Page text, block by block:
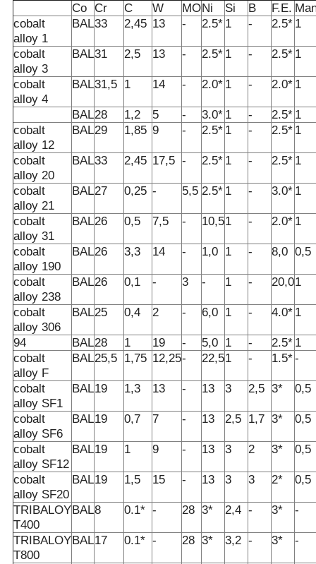
Co Cr C W MONi Si B F.E.
cobalt
alloy 1
BAL33 2,45 13 - 2.5* 1 - 2.5* 1
cobalt
alloy 3
BAL31 2,5 13 - 2.5* 1 - 2.5* 1
cobalt
alloy 4
BAL31,5 1 14 - 2.0* 1 - 2.0* 1
BAL28 1,2 5 - 3.0* 1 - 2.5* 1
cobalt
alloy 12
BAL29 1,85 9 - 2.5* 1 - 2.5* 1
cobalt
alloy 20
BAL33 2,45 17,5 - 2.5* 1 - 2.5* 1
cobalt
alloy 21
BAL27 0,25 - 5,5 2.5* 1 - 3.0* 1
cobalt
alloy 31
BAL26 0,5 7,5 - 10,51 - 2.0* 1
cobalt
alloy 190
BAL26 3,3 14 - 1,0 1 - 8,0 0,5
cobalt
alloy 238
BAL26 0,1 - 3 - 1 - 20,01
cobalt
alloy 306
BAL25 0,4 2 - 6,0 1 - 4.0* 1
94 BAL28 1 19 - 5,0 1 - 2.5* 1
cobalt
alloy F
BAL25,5 1,75 12,25- 22,51 - 1.5*-
cobalt
alloy SF1
BAL19 1,3 13 - 13 3 2,5 3* 0,5
cobalt
alloy SF6
BAL19 0,7 7 - 13 2,5 1,7 3* 0,5
cobalt
alloy SF12
BAL19 1 9 - 13 3 2 3* 0,5
cobalt
alloy SF20
BAL19 1,5 15 - 13 3 3 2* 0,5
TRIBALOY
T400
BAL8 0.1* - 28 3* 2,4 - 3* -
TRIBALOY
T800
BAL17 0.1* - 28 3* 3,2 - 3* -